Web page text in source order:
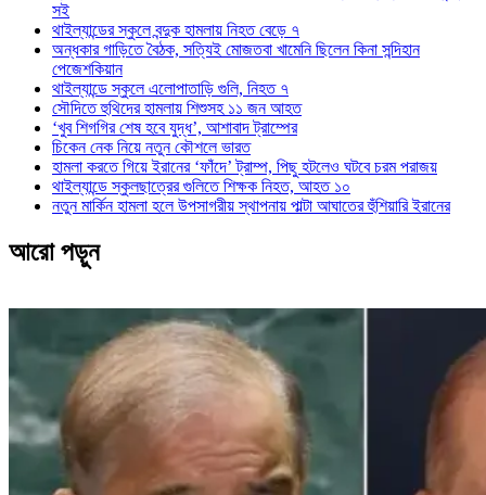
সই
থাইল্যান্ডের স্কুলে বন্দুক হামলায় নিহত বেড়ে ৭
অন্ধকার গাড়িতে বৈঠক, সত্যিই মোজতবা খামেনি ছিলেন কিনা সন্দিহান
পেজেশকিয়ান
থাইল্যান্ডে স্কুলে এলোপাতাড়ি গুলি, নিহত ৭
সৌদিতে হুথিদের হামলায় শিশুসহ ১১ জন আহত
‘খুব শিগগির শেষ হবে যুদ্ধ’, আশাবাদ ট্রাম্পের
চিকেন নেক নিয়ে নতুন কৌশলে ভারত
হামলা করতে গিয়ে ইরানের ‘ফাঁদে’ ট্রাম্প, পিছু হটলেও ঘটবে চরম পরাজয়
থাইল্যান্ডে স্কুলছাত্রের গুলিতে শিক্ষক নিহত, আহত ১০
নতুন মার্কিন হামলা হলে উপসাগরীয় স্থাপনায় পাল্টা আঘাতের হুঁশিয়ারি ইরানের
আরো পড়ুন